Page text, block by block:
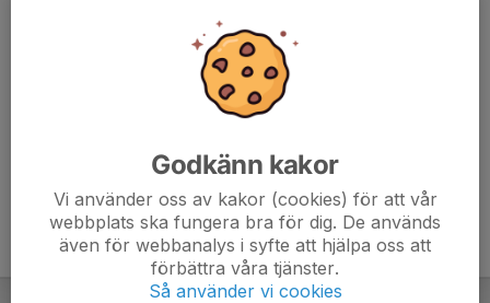
Godkänn kakor
Vi använder oss av kakor (cookies) för att vår
webbplats ska fungera bra för dig. De används
även för webbanalys i syfte att hjälpa oss att
förbättra våra tjänster.
Så använder vi cookies